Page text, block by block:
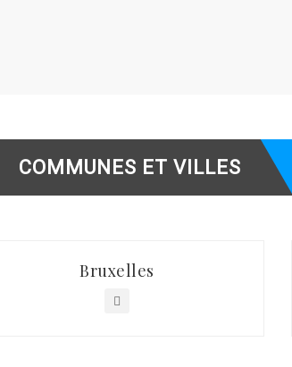
COMMUNES ET VILLES
Bruxelles